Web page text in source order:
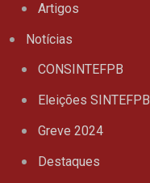
Artigos
Notícias
CONSINTEFPB
Eleições SINTEFPB
Greve 2024
Destaques